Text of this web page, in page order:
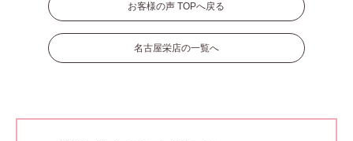
お客様の声 TOPへ戻る
名古屋栄店の一覧へ